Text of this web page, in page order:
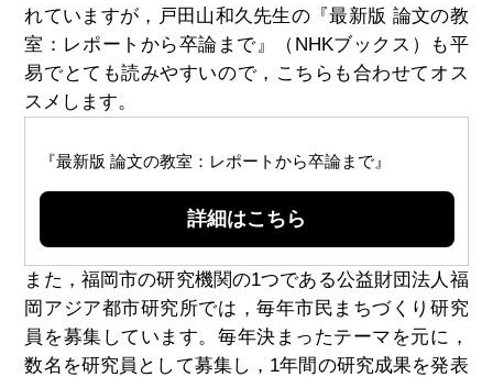
れていますが，戸田山和久先生の『最新版 論文の教
室：レポートから卒論まで』（NHKブックス）も平
易でとても読みやすいので，こちらも合わせてオス
スメします。
『最新版 論文の教室：レポートから卒論まで』
詳細はこちら
また，福岡市の研究機関の1つである公益財団法人福
岡アジア都市研究所では，毎年市民まちづくり研究
員を募集しています。毎年決まったテーマを元に，
数名を研究員として募集し，1年間の研究成果を発表